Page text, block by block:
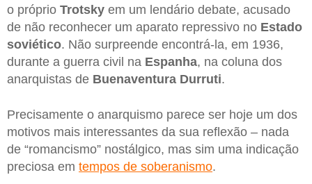
o próprio Trotsky em um lendário debate, acusado
de não reconhecer um aparato repressivo no Estado
soviético. Não surpreende encontrá-la, em 1936,
durante a guerra civil na Espanha, na coluna dos
anarquistas de Buenaventura Durruti.
Precisamente o anarquismo parece ser hoje um dos
motivos mais interessantes da sua reflexão – nada
de “romancismo” nostálgico, mas sim uma indicação
preciosa em tempos de soberanismo.